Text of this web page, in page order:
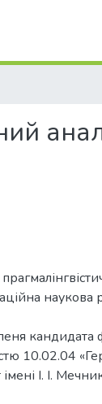
наукова
кандидата
10.02.04
І. І.